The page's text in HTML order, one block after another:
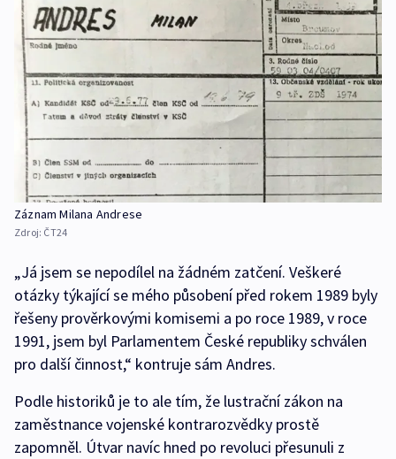
Záznam Milana Andrese
Zdroj: ČT24
„Já jsem se nepodílel na žádném zatčení. Veškeré
otázky týkající se mého působení před rokem 1989 byly
řešeny prověrkovými komisemi a po roce 1989, v roce
1991, jsem byl Parlamentem České republiky schválen
pro další činnost,“ kontruje sám Andres.
Podle historiků je to ale tím, že lustrační zákon na
zaměstnance vojenské kontrarozvědky prostě
zapomněl. Útvar navíc hned po revoluci přesunuli z